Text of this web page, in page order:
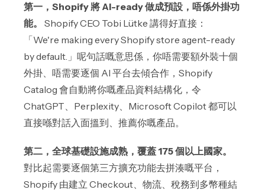
第一，Shopify 將 AI-ready 做成預設，唔係外掛功
能。
Shopify CEO Tobi Lütke 講得好直接：
「We're making every Shopify store agent-ready
by default.」呢句話嘅意思係，你唔需要額外裝十個
外掛、唔需要逐個 AI 平台去傾合作，Shopify
Catalog 會自動將你嘅產品資料結構化，令
ChatGPT、Perplexity、Microsoft Copilot 都可以
直接喺對話入面搵到、推薦你嘅產品。
第二，全球基礎設施成熟，覆蓋 175 個以上國家。
對比起需要逐個第三方擴充功能去拼湊嘅平台，
Shopify 由建立 Checkout、物流、稅務到多幣種結